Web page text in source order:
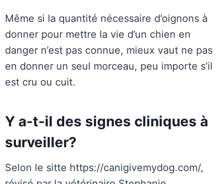
Même si la quantité nécessaire d’oignons à
donner pour mettre la vie d’un chien en
danger n’est pas connue, mieux vaut ne pas
en donner un seul morceau, peu importe s’il
est cru ou cuit.
Y a-t-il des signes cliniques à
surveiller?
Selon le sitte https://canigivemydog.com/,